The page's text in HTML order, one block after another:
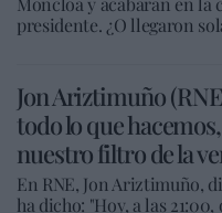
presidente. ¿O llegaron
Jon Ariztimuño
todo lo que
nuestro filtro de la
En RNE, Jon Ariztimuño,
ha dicho: "Hoy, a las